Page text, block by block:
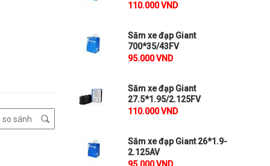
110.000 VND
Săm xe đạp Giant
700*35/43FV
95.000 VND
Săm xe đạp Giant
27.5*1.95/2.125FV
110.000 VND
Săm xe đạp Giant 26*1.9-
2.125AV